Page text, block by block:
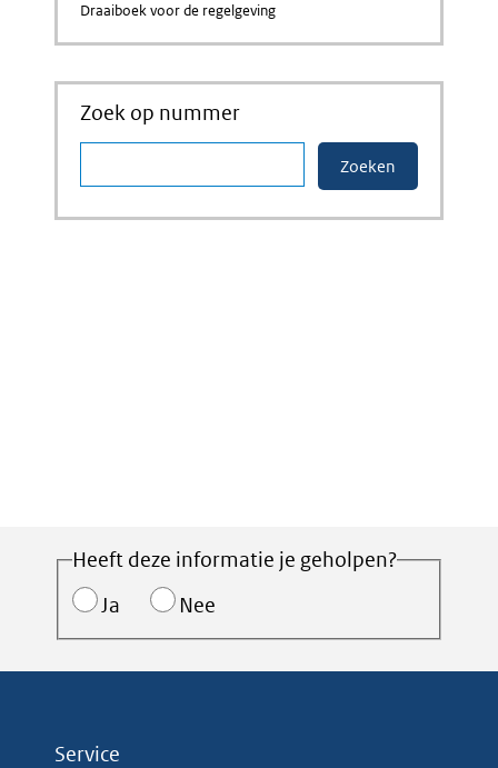
Draaiboek voor de regelgeving
Zoek op nummer
Heeft deze informatie je geholpen?
Ja
Nee
Service